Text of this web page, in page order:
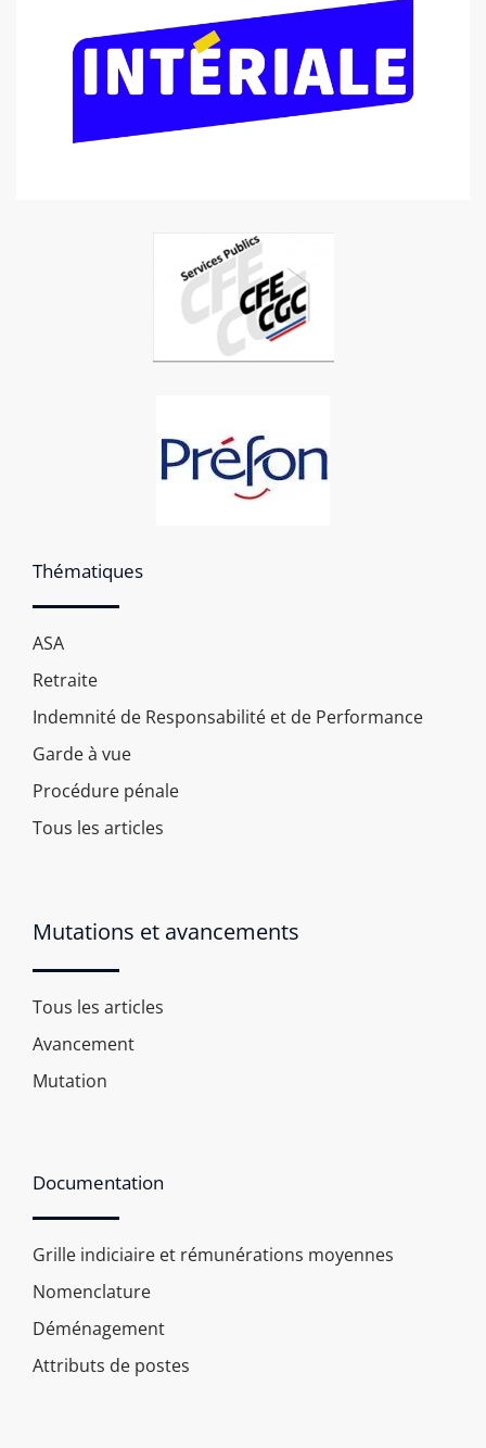
Thématiques
ASA
Retraite
Indemnité de Responsabilité et de Performance
Garde à vue
Procédure pénale
Tous les articles
Mutations et avancements
Tous les articles
Avancement
Mutation
Documentation
Grille indiciaire et rémunérations moyennes
Nomenclature
Déménagement
Attributs de postes